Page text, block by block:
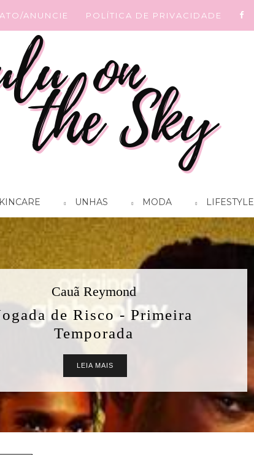
ANUNCIE POLÍTICA DE PRIVACIDADE
UNHAS MODA LIFESTYLE
Cauã Reymond
de Risco - Primeira
Temporada
LEIA MAIS